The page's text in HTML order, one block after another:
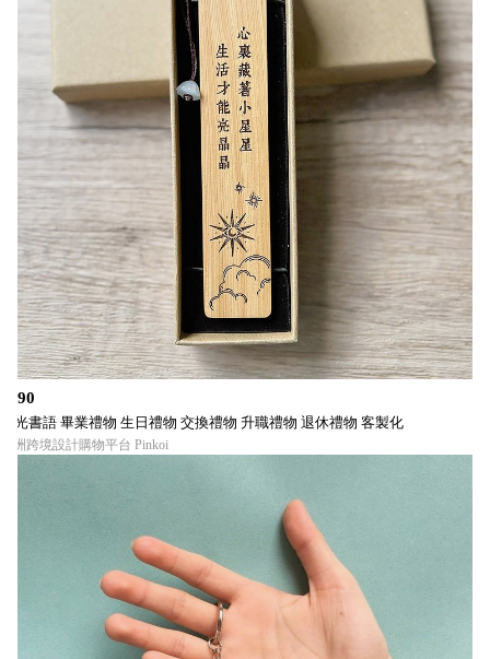
$290
晨光書語 畢業禮物 生日禮物 交換禮物 升職禮物 退休禮物 客製化
亞洲跨境設計購物平台 Pinkoi